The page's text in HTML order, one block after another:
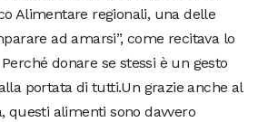
Alimentare regionali, una delle
ad amarsi”, come recitava lo
donare se stessi è un gesto
portata di tutti.Un grazie anche al
questi alimenti sono davvero